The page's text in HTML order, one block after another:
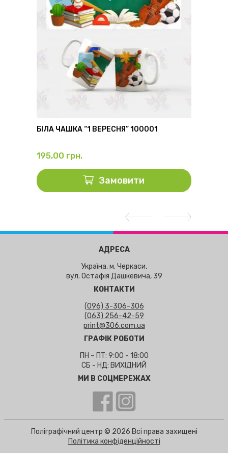
БІЛА ЧАШКА “1 ВЕРЕСНЯ” 100001
195,00 грн.
Замовити
АДРЕСА
Україна, м. Черкаси,
вул. Остафія Дашкевича, 39
КОНТАКТИ
(096) 3-306-306
(063) 256-42-59
print@306.com.ua
ГРАФІК РОБОТИ
ПН – ПТ: 9:00 - 18:00
СБ - НД: ВИХІДНИЙ
МИ В СОЦМЕРЕЖАХ
Поліграфічний центр © 2026 Всі права захищені
Політика конфіденційності